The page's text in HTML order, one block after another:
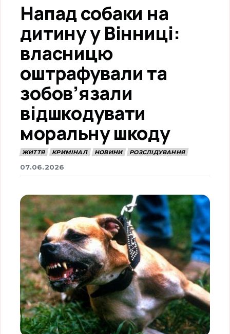
Напад собаки на
дитину у Вінниці:
власницю
оштрафували та
зобов’язали
відшкодувати
моральну шкоду
ЖИТТЯ КРИМІНАЛ НОВИНИ РОЗСЛІДУВАННЯ
07.06.2026